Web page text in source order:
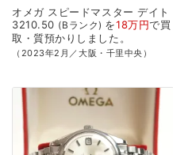
オメガ スピードマスター デイト
3210.50
Bランク を18万円で買
取・質預かり しました。
（2023年2月／大阪・千里中央）